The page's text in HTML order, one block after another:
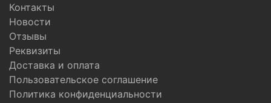
Контакты
Новости
Отзывы
Реквизиты
Доставка и оплата
Пользовательское соглашение
Политика конфиденциальности